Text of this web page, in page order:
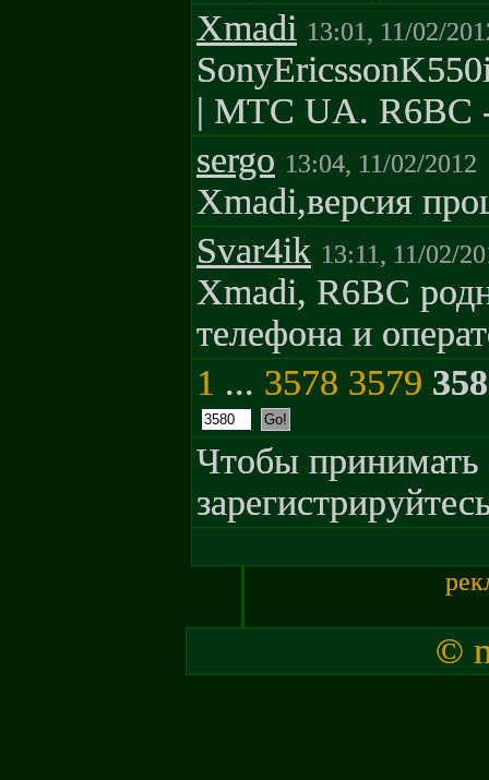
Xmadi 13:01, 11/02/
| MTC UA. R6BC
sergo 13:04, 11/02/2012
Xmadi,версия
Svar4ik 13:11, 11/02/
Xmadi, R6BC
телефона и
1 ... 3578 3579
Чтобы принимать
©